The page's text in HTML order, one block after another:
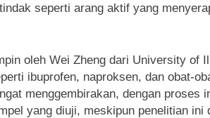
seperti arang aktif yang
oleh Wei Zheng dari University of
ibuprofen, naproksen, dan obat-
menggembirakan, dengan proses
yang diuji, meskipun penelitian